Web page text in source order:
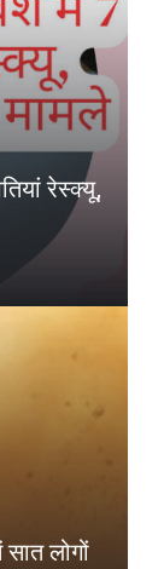
रेस्क्यू,
लोगों